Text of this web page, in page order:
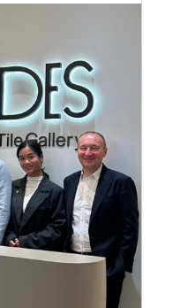
亞太區高峰會。該
尖通路夥伴，三一城
姿，展現了在亞太市